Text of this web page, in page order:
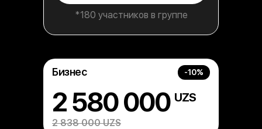
2 580 000 UZS
Бизнес
2 838 000 UZS
-10%
*180 участников в группе